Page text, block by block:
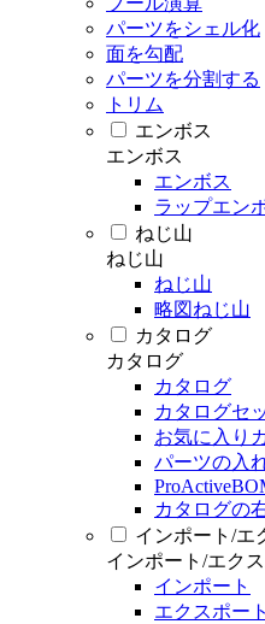
パーツをシェル化
面を勾配
パーツを分割する
トリム
エンボス
エンボス
エンボス
ラップエン
ねじ山
ねじ山
ねじ山
略図ねじ山
カタログ
カタログ
カタログ
カタログセ
お気に入り
パーツの入
カタログの
インポート/エ
インポート/エク
インポート
エクスポート